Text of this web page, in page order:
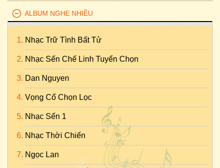
ALBUM NGHE NHIỀU
Nhạc Trữ Tình Bất Tử
Nhạc Sến Chế Linh Tuyển Chọn
Dan Nguyen
Vọng Cổ Chọn Lọc
Nhạc Sến 1
Nhạc Thời Chiến
Ngọc Lan